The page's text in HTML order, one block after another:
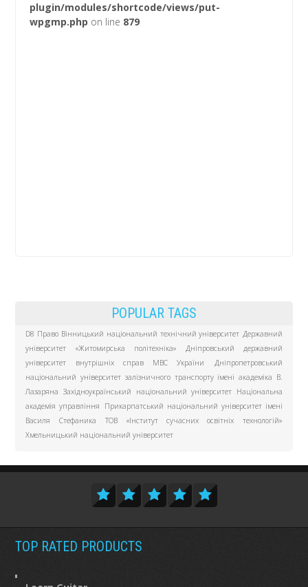
plugin/modules/shortcode/views/put-
wpgmp.php on line 879
POPULAR TAGS
D8 Право Вінницький національний технічний університет Державний
університет «Житомирська політехніка»
Дніпровський державний
університет внутрішніх справ МВС України
Дніпропетровський
національний університет залізничного транспорту імені академіка В.
Лазаряна
Західноукраїнський національний університет
Національна
академія управління
Прикарпатський національний університет імені
Василя Стефаника
ТОВ «Інститут сучасних освітніх технологій»
Хмельницький національний університет
TOP RATED PRODUCTS